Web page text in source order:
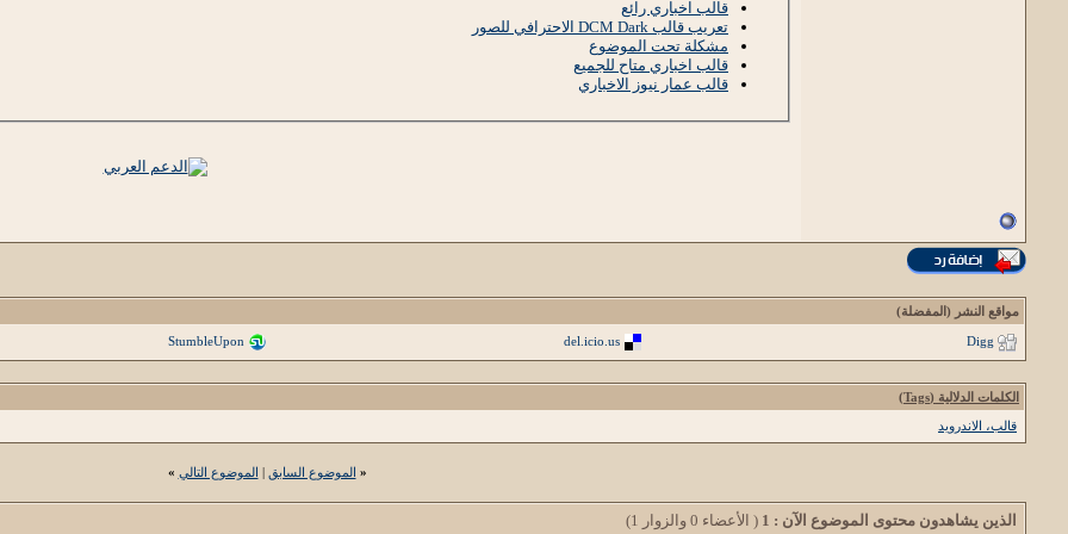
قالب اخباري رائع
تعريب قالب DCM Dark الاحترافي للصور
مشكلة تحت الموضوع
قالب اخباري متاح للجميع
قالب عمار نيوز الاخباري
مواقع النشر (المفضلة)
Digg
del.icio.us
StumbleUpon
الكلمات الدلالية (Tags)
قالب، الاندرويد
« الموضوع السابق | الموضوع التالي »
الذين يشاهدون محتوى الموضوع الآن : 1 ( الأعضاء 0 والزوار 1)